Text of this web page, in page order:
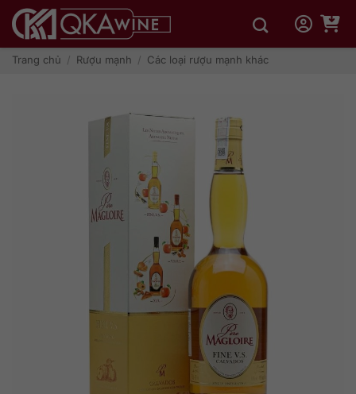
qua
dungTrang chủ / Rượu mạnh / Các loại rượu mạnh khác